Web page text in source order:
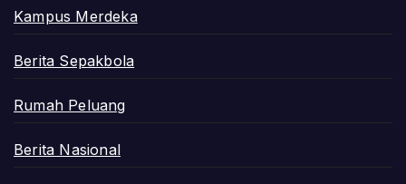
Kampus Merdeka
Berita Sepakbola
Rumah Peluang
Berita Nasional